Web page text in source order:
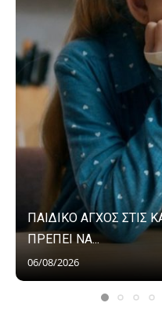
ΠΑΙΔΙΚΟ ΑΓΧΟΣ ΣΤΙΣ
ΠΡΕΠΕΙ ΝΑ...
06/08/2026